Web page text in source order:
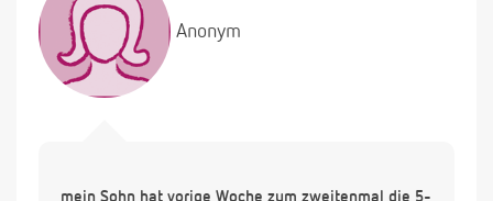
Anonym
mein Sohn hat vorige Woche zum zweitenmal die 5-